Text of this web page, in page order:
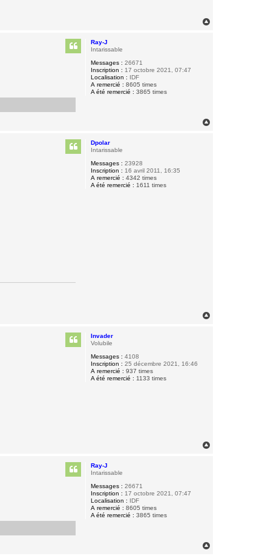
Ray-J
Intarissable
Messages : 26671
Inscription : 17 octobre 2021, 07:47
Localisation : IDF
A remercié : 8605 times
A été remercié : 3865 times
Dpolar
Intarissable
Messages : 23928
Inscription : 16 avril 2011, 16:35
A remercié : 4342 times
A été remercié : 1611 times
Invader
Volubile
Messages : 4108
Inscription : 25 décembre 2021, 16:46
A remercié : 937 times
A été remercié : 1133 times
Ray-J
Intarissable
Messages : 26671
Inscription : 17 octobre 2021, 07:47
Localisation : IDF
A remercié : 8605 times
A été remercié : 3865 times